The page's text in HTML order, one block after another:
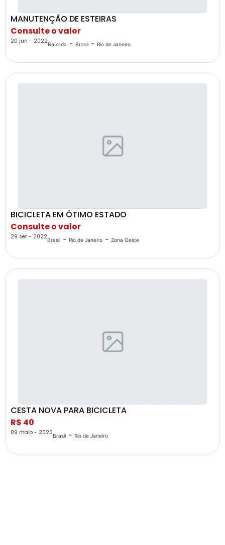
MANUTENÇÃO DE ESTEIRAS
Consulte o valor
20 jun - 2022Baixada - Brasil - Rio de Janeiro
BICICLETA EM ÓTIMO ESTADO
Consulte o valor
29 set - 2022Brasil - Rio de Janeiro - Zona Oeste
CESTA NOVA PARA BICICLETA
R$ 40
09 maio - 2025Brasil - Rio de Janeiro